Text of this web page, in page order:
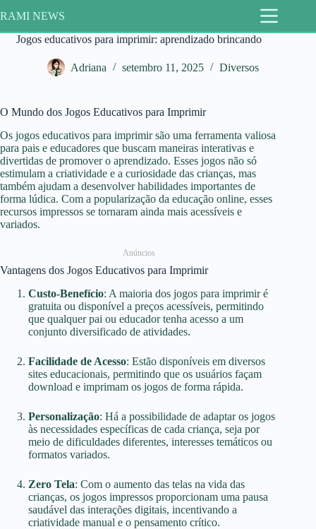
para
o
conteúdo
RAMI NEWS
Jogos educativos para imprimir: aprendizado brincando
Adriana setembro 11, 2025 Diversos
O Mundo dos Jogos Educativos para Imprimir
Os jogos educativos para imprimir são uma ferramenta valiosa
para pais e educadores que buscam maneiras interativas e
divertidas de promover o aprendizado. Esses jogos não só
estimulam a criatividade e a curiosidade das crianças, mas
também ajudam a desenvolver habilidades importantes de
forma lúdica. Com a popularização da educação online, esses
recursos impressos se tornaram ainda mais acessíveis e
variados.
Anúncios
Vantagens dos Jogos Educativos para Imprimir
Custo-Benefício: A maioria dos jogos para imprimir é
gratuita ou disponível a preços acessíveis, permitindo
que qualquer pai ou educador tenha acesso a um
conjunto diversificado de atividades.
Facilidade de Acesso: Estão disponíveis em diversos
sites educacionais, permitindo que os usuários façam
download e imprimam os jogos de forma rápida.
Personalização: Há a possibilidade de adaptar os jogos
às necessidades específicas de cada criança, seja por
meio de dificuldades diferentes, interesses temáticos ou
formatos variados.
Zero Tela: Com o aumento das telas na vida das
crianças, os jogos impressos proporcionam uma pausa
saudável das interações digitais, incentivando a
criatividade manual e o pensamento crítico.